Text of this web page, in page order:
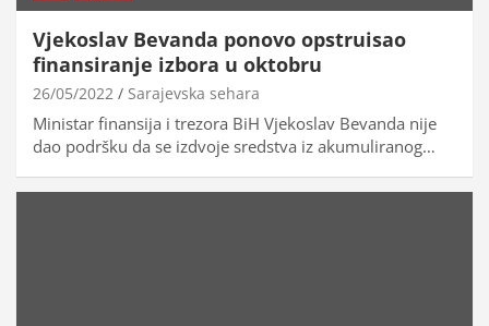
Vjekoslav Bevanda ponovo opstruisao
finansiranje izbora u oktobru
26/05/2022 Sarajevska sehara
Ministar finansija i trezora BiH Vjekoslav Bevanda nije
dao podršku da se izdvoje sredstva iz akumuliranog…